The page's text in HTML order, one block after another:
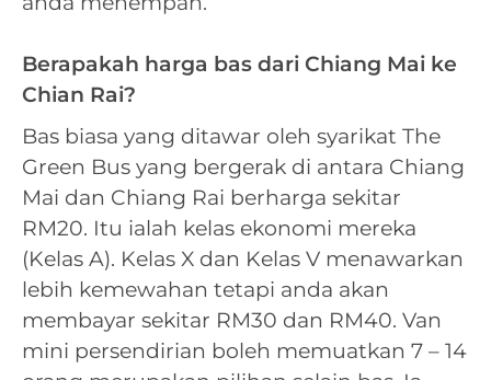
Berapakah harga bas dari Chiang Mai ke
Chian Rai?
Bas biasa yang ditawar oleh syarikat The
Green Bus yang bergerak di antara Chiang
Mai dan Chiang Rai berharga sekitar
RM20. Itu ialah kelas ekonomi mereka
(Kelas A). Kelas X dan Kelas V menawarkan
lebih kemewahan tetapi anda akan
membayar sekitar RM30 dan RM40. Van
mini persendirian boleh memuatkan 7 – 14